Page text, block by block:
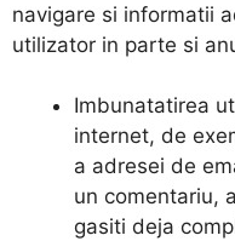
navigare si informatii
utilizator in parte si
Imbunatatirea
internet, de
a adresei de
un comentariu,
gasiti deja